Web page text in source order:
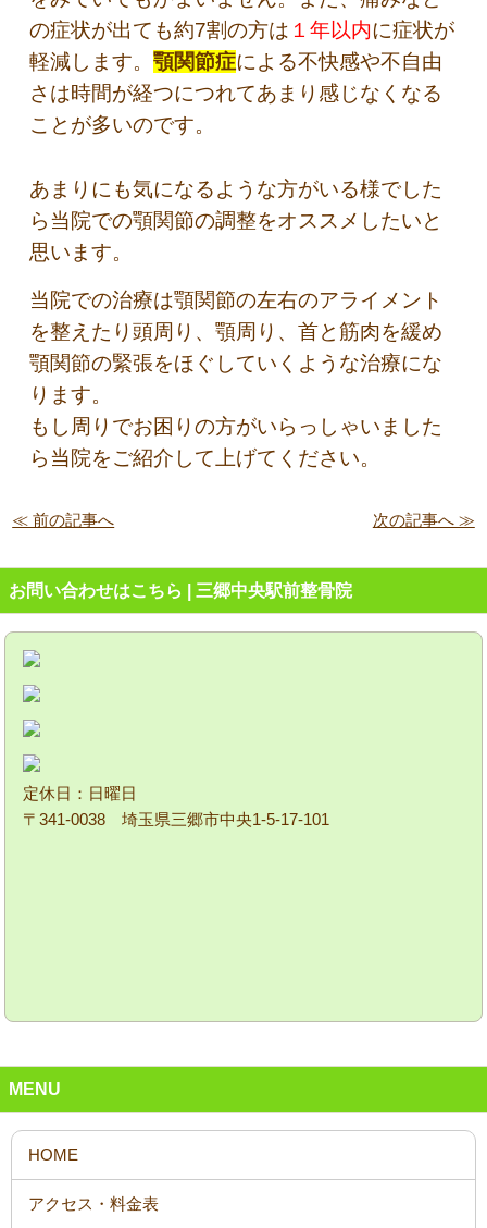
の症状が出ても約7割の方は １年以内に症状が
軽減します。 顎関節症による不快感や不自由
さは時間が経つにつれてあまり感じなくなる
ことが多いのです。
あまりにも気になるような方がいる様でした
ら当院での顎関節の調整をオススメしたいと
思います。
当院での治療は顎関節の左右のアライメント
を整えたり頭周り、顎周り、首と筋肉を緩め
顎関節の緊張をほぐしていくような治療にな
ります。
もし周りでお困りの方がいらっしゃいました
ら当院をご紹介して上げてください。
≪ 前の記事へ 次の記事へ ≫
お問い合わせはこちら | 三郷中央駅前整骨院
定休日：日曜日
〒341-0038 埼玉県三郷市中央1-5-17-101
MENU